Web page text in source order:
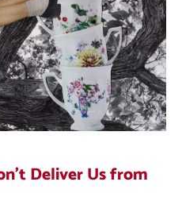
Deliver Us from